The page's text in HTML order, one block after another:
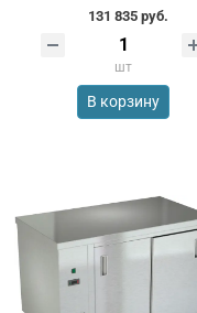
131 835 руб.
шт
В корзину